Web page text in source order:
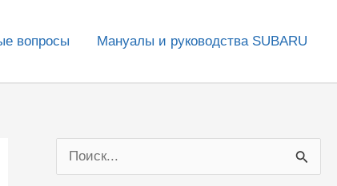
вопросы Мануалы и руководства SUBARU
о